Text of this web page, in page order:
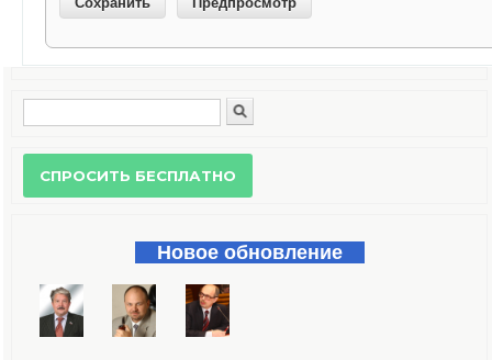
Форма поиска
Новое обновление